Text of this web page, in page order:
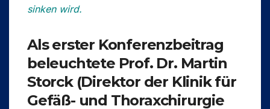
sinken wird.
Als erster Konferenzbeitrag
beleuchtete Prof. Dr. Martin
Storck (Direktor der Klinik für
Gefäß- und Thoraxchirurgie